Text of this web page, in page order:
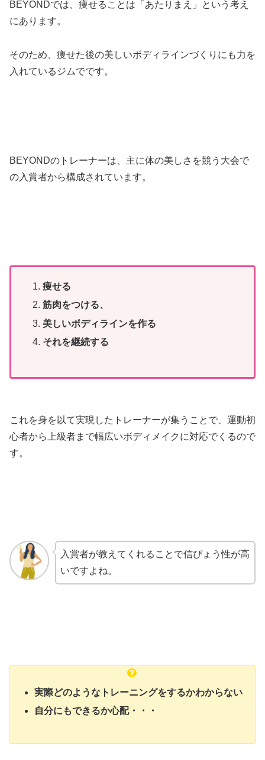
BEYONDでは、痩せることは「あたりまえ」という考え
にあります。
そのため、痩せた後の美しいボディラインづくりにも力を
入れているジムでです。
BEYONDのトレーナーは、主に体の美しさを競う大会で
の入賞者から構成されています。
痩せる
筋肉をつける、
美しいボディラインを作る
それを継続する
これを身を以て実現したトレーナーが集うことで、運動初
心者から上級者まで幅広いボディメイクに対応でくるので
す。
入賞者が教えてくれることで信ぴょう性が高
いですよね。
実際どのようなトレーニングをするかわからない
自分にもできるか心配・・・